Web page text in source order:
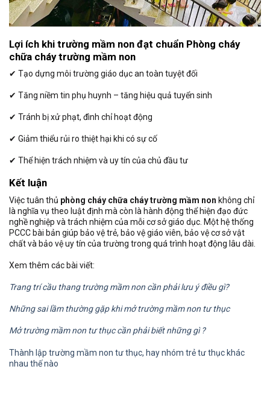
Lợi ích khi trường mầm non đạt chuẩn Phòng cháy
chữa cháy trường mầm non
✔ Tạo dựng môi trường giáo dục an toàn tuyệt đối
✔ Tăng niềm tin phụ huynh – tăng hiệu quả tuyển sinh
✔ Tránh bị xử phạt, đình chỉ hoạt động
✔ Giảm thiểu rủi ro thiệt hại khi có sự cố
✔ Thể hiện trách nhiệm và uy tín của chủ đầu tư
Kết luận
Việc tuân thủ phòng cháy chữa cháy trường mầm non không chỉ
là nghĩa vụ theo luật định mà còn là hành động thể hiện đạo đức
nghề nghiệp và trách nhiệm của mỗi cơ sở giáo dục. Một hệ thống
PCCC bài bản giúp bảo vệ trẻ, bảo vệ giáo viên, bảo vệ cơ sở vật
chất và bảo vệ uy tín của trường trong quá trình hoạt động lâu dài.
Xem thêm các bài viết:
Trang trí cầu thang trường mầm non cần phải lưu ý điều gì?
Những sai lầm thường gặp khi mở trường mầm non tư thục
Mở trường mầm non tư thục cần phải biết những gì ?
Thành lập trường mầm non tư thục, hay nhóm trẻ tư thục khác
nhau thế nào